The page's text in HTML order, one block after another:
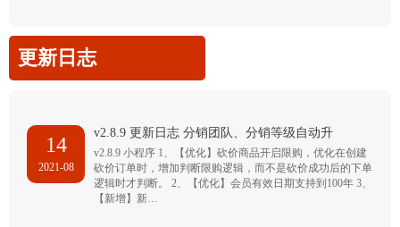
更新日志
14
2021-08
v2.8.9 更新日志 分销团队、分销等级自动升
v2.8.9 小程序 1、【优化】砍价商品开启限购，优化在创建
砍价订单时，增加判断限购逻辑，而不是砍价成功后的下单
逻辑时才判断。 2、【优化】会员有效日期支持到100年 3、
【新增】新…